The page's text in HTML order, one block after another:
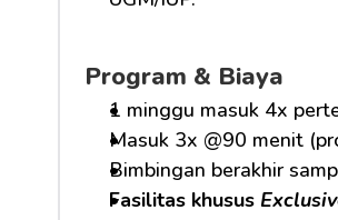
Program & Biaya
1 minggu masuk 4x
Masuk 3x @90 menit
Bimbingan berakhir
Fasilitas khusus